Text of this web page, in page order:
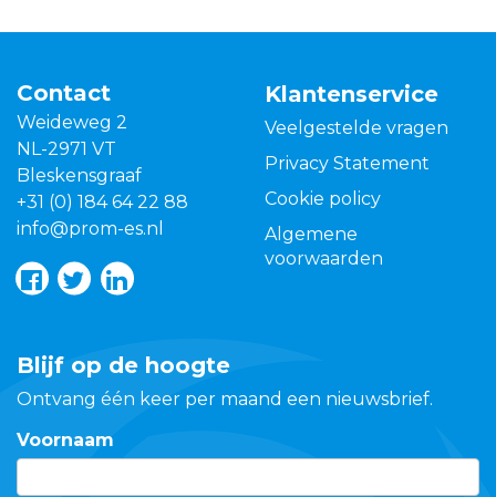
Contact
Weideweg 2
NL-2971 VT
Bleskensgraaf
+31 (0) 184 64 22 88
info@prom-es.nl
Klantenservice
Veelgestelde vragen
Privacy Statement
Cookie policy
Algemene
voorwaarden
Blijf op de hoogte
Ontvang één keer per maand een nieuwsbrief.
Voornaam